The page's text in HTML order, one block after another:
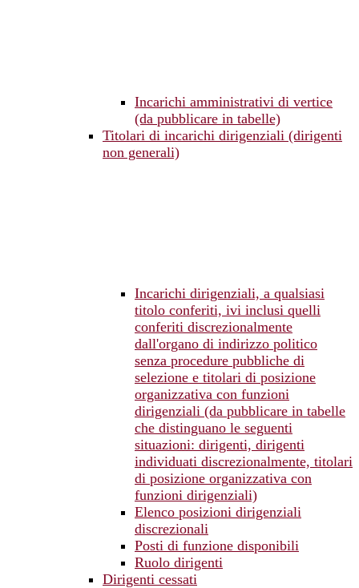
Incarichi amministrativi di vertice
(da pubblicare in tabelle)
Titolari di incarichi dirigenziali (dirigenti
non generali)
Incarichi dirigenziali, a qualsiasi
titolo conferiti, ivi inclusi quelli
conferiti discrezionalmente
dall'organo di indirizzo politico
senza procedure pubbliche di
selezione e titolari di posizione
organizzativa con funzioni
dirigenziali (da pubblicare in tabelle
che distinguano le seguenti
situazioni: dirigenti, dirigenti
individuati discrezionalmente, titolari
di posizione organizzativa con
funzioni dirigenziali)
Elenco posizioni dirigenziali
discrezionali
Posti di funzione disponibili
Ruolo dirigenti
Dirigenti cessati